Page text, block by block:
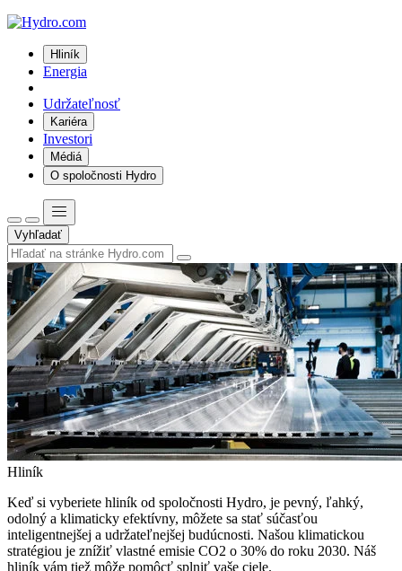
Hliník
Energia
Udržateľnosť
Kariéra
Investori
Médiá
O spoločnosti Hydro
Vyhľadať
Hliník
Keď si vyberiete hliník od spoločnosti Hydro, je pevný, ľahký,
odolný a klimaticky efektívny, môžete sa stať súčasťou
inteligentnejšej a udržateľnejšej budúcnosti. Našou klimatickou
stratégiou je znížiť vlastné emisie CO2 o 30% do roku 2030. Náš
hliník vám tiež môže pomôcť splniť vaše ciele.